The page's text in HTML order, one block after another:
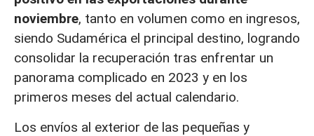
noviembre, tanto en volumen como en ingresos,
siendo Sudamérica el principal destino, logrando
consolidar la recuperación tras enfrentar un
panorama complicado en 2023 y en los
primeros meses del actual calendario.
Los envíos al exterior de las pequeñas y